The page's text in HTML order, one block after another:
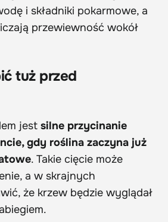
i składniki pokarmowe, a
przewiewność wokół
tuż przed
jest silne przycinanie
gdy roślina zaczyna już
. Takie cięcie może
a w skrajnych
że krzew będzie wyglądał